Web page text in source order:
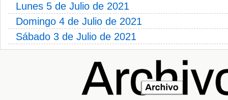
Lunes 5 de Julio de 2021
Domingo 4 de Julio de 2021
Sábado 3 de Julio de 2021